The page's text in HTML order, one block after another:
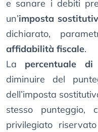
e sanare i debiti
un’imposta
dichiarato,
affidabilità fiscale.
La percentuale di
diminuire del
dell’imposta
stesso punteggio,
privilegiato